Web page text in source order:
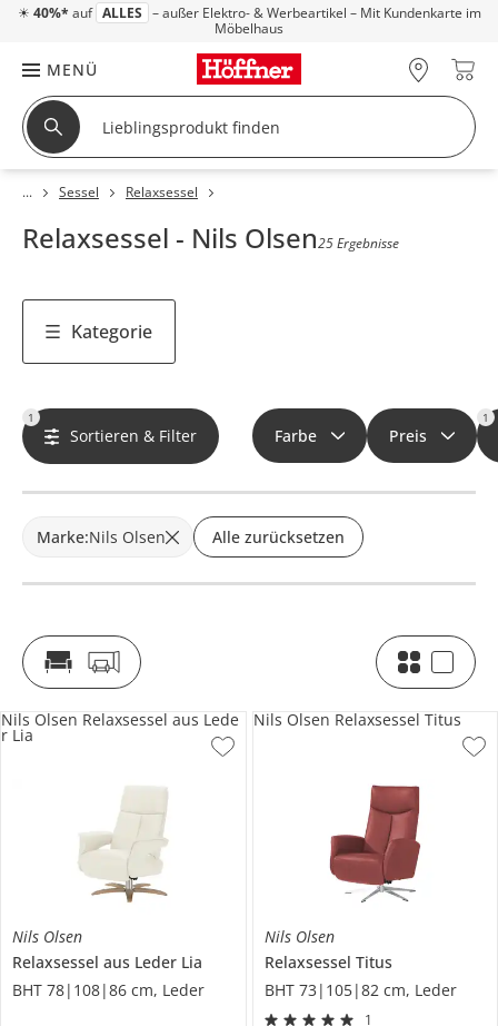
☀ 40%* auf ALLES – außer Elektro- & Werbeartikel – Mit Kundenkarte im
Möbelhaus
MENÜ
Sessel Relaxsessel
Relaxsessel - Nils Olsen25 Ergebnisse
Kategorie
1
Sortieren & Filter Farbe Preis
1
Marke:Nils Olsen Alle zurücksetzen
Nils Olsen
Relaxsessel aus Leder Lia
BHT 78|108|86 cm, Leder
Nils Olsen Relaxsessel aus Lede
r Lia
Nils Olsen
Relaxsessel Titus
BHT 73|105|82 cm, Leder
1
Nils Olsen Relaxsessel Titus